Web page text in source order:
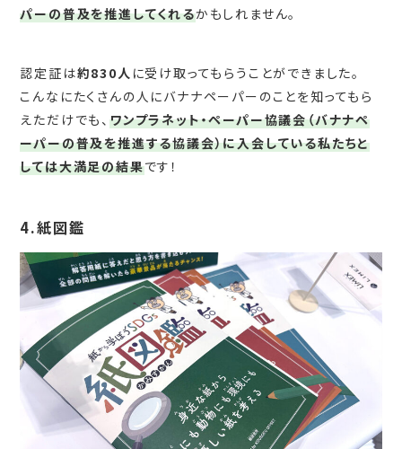
パーの普及を推進してくれるかもしれません。
認定証は約830 人 に受け取ってもらうことができました。
こんなにたくさんの人にバナナペーパーのことを知ってもら
えただけでも、ワンプラネット・ペーパー協議会（バナナペ
ーパーの普及を推進する協議会）に入会している私たちと
しては大満足の結果です！
4.紙図鑑